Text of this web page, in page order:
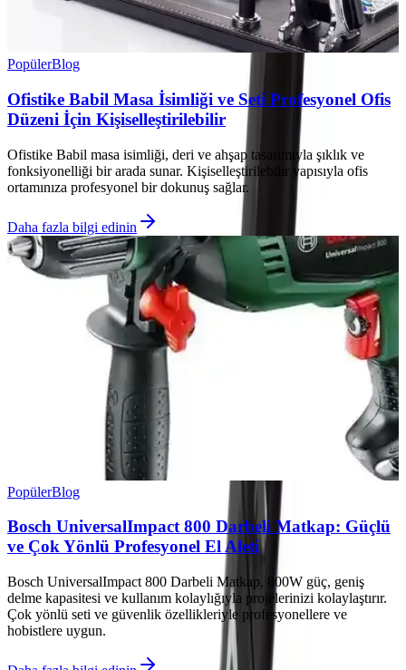
PopülerBlog
Ofistike Babil Masa İsimliği ve Seti Profesyonel Ofis
Düzeni İçin Kişiselleştirilebilir
Ofistike Babil masa isimliği, deri ve ahşap tasarımıyla şıklık ve
fonksiyonelliği bir arada sunar. Kişiselleştirilebilir yapısıyla ofis
ortamınıza profesyonel bir dokunuş sağlar.
Daha fazla bilgi edinin
PopülerBlog
Bosch UniversalImpact 800 Darbeli Matkap: Güçlü
ve Çok Yönlü Profesyonel El Aleti
Bosch UniversalImpact 800 Darbeli Matkap, 800W güç, geniş
delme kapasitesi ve kullanım kolaylığıyla projelerinizi kolaylaştırır.
Çok yönlü seti ve güvenlik özellikleriyle profesyonellere ve
hobistlere uygun.